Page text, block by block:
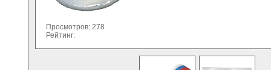
Просмотров: 278
Рейтинг: